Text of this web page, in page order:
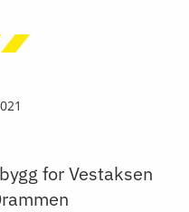
for Vestaksen